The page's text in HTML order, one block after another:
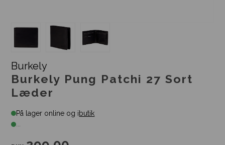
Burkely
Burkely Pung Patchi 27 Sort
Læder
På lager online og ibutik
...